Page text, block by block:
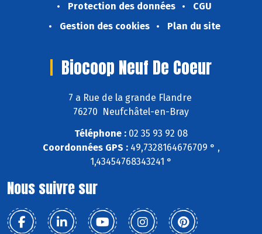
Protection des données
CGU
Gestion des cookies
Plan du site
Biocoop Neuf De Coeur
7 a Rue de la grande Flandre
76270 Neufchâtel-en-Bray
Téléphone : 02 35 93 92 08
Coordonnées GPS :49,7328164676709 ° ,
1,43454768343241 °
Nous suivre sur